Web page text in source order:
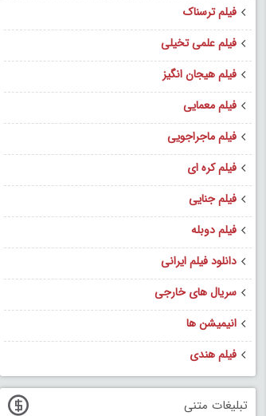
فیلم ترسناک
فیلم علمی تخیلی
فیلم هیجان انگیز
فیلم معمایی
فیلم ماجراجویی
فیلم کره ای
فیلم جنایی
فیلم دوبله
دانلود فیلم ایرانی
سریال های خارجی
انیمیشن ها
فیلم هندی
تبلیغات متنی